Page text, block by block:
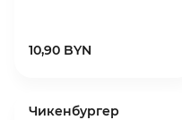
10,90 BYN
Чикенбургер